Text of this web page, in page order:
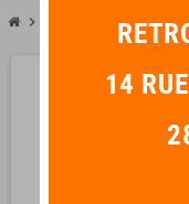
chevron_right RIGHTON Attache
14